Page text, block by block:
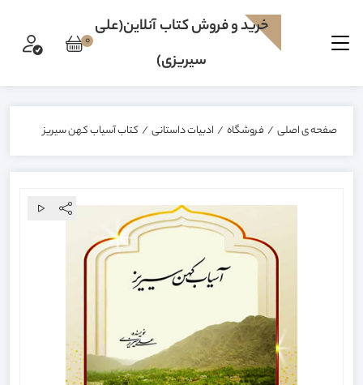
0
خرید و فروش کتاب آنلاین(علی
سیریزی)
صفحه ی اصلی / فروشگاه / ادبیات داستانی / کتاب آسیاب کهن سیریز